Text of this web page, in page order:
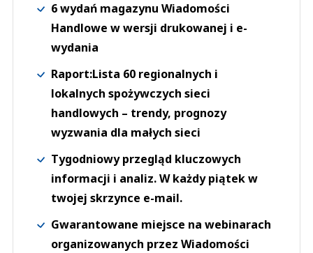
6 wydań magazynu Wiadomości
Handlowe w wersji drukowanej i e-
wydania
Raport:Lista 60 regionalnych i
lokalnych spożywczych sieci
handlowych – trendy, prognozy
wyzwania dla małych sieci
Tygodniowy przegląd kluczowych
informacji i analiz. W każdy piątek w
twojej skrzynce e-mail.
Gwarantowane miejsce na webinarach
organizowanych przez Wiadomości